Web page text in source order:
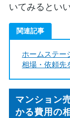
いてみるとい
関連記事
ホームステー
相場・依頼先
マンション
かる費用の